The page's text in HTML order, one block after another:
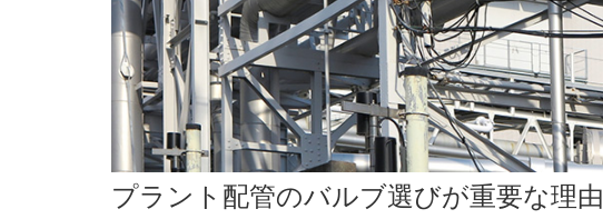
プラント配管のバルブ選びが重要な理由